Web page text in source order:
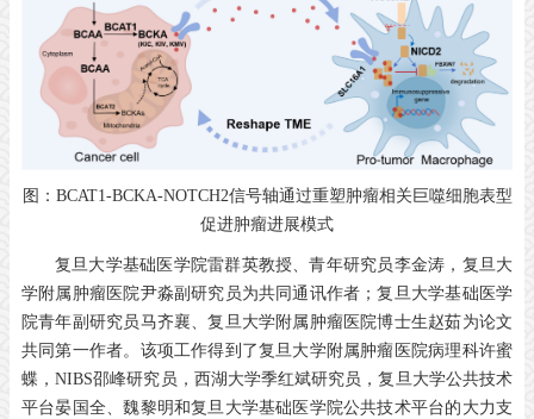
图：BCAT1-BCKA-NOTCH2信号轴通过重塑肿瘤相关巨噬细胞表型
促进肿瘤进展模式
复旦大学基础医学院雷群英教授、青年研究员李金涛，复旦大
学附属肿瘤医院尹淼副研究员为共同通讯作者；复旦大学基础医学
院青年副研究员马齐襄、复旦大学附属肿瘤医院博士生赵茹为论文
共同第一作者。该项工作得到了复旦大学附属肿瘤医院病理科许蜜
蝶，NIBS邵峰研究员，西湖大学季红斌研究员，复旦大学公共技术
平台晏国全、魏黎明和复旦大学基础医学院公共技术平台的大力支